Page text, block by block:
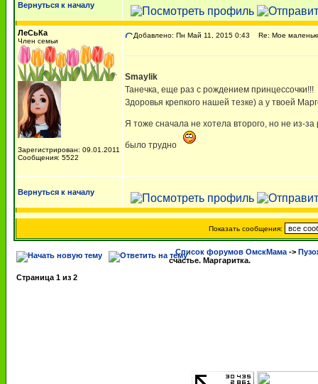
Вернуться к началу
ЛеСьКа
Член семьи
Зарегистрирован: 09.01.2011
Сообщения: 5522
Добавлено: Пн Май 11, 2015 0:43 Re: Мое
Smaylik
Танечка, еще раз с рождением принцессочки!!!
Здоровья крепкого нашей тезке) а у твоей
Я тоже сначала не хотела второго, но не из-
было трудно
Вернуться к началу
Показать сообщения:
Список форумов ОмскМама ->
счастье. Маргаритка.
Страница 1 из 2